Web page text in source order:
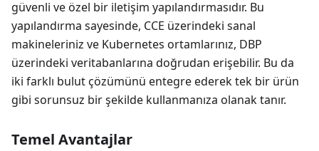
güvenli ve özel bir iletişim yapılandırmasıdır. Bu
yapılandırma sayesinde, CCE üzerindeki sanal
makineleriniz ve Kubernetes ortamlarınız, DBP
üzerindeki veritabanlarına doğrudan erişebilir. Bu da
iki farklı bulut çözümünü entegre ederek tek bir ürün
gibi sorunsuz bir şekilde kullanmanıza olanak tanır.
Temel Avantajlar